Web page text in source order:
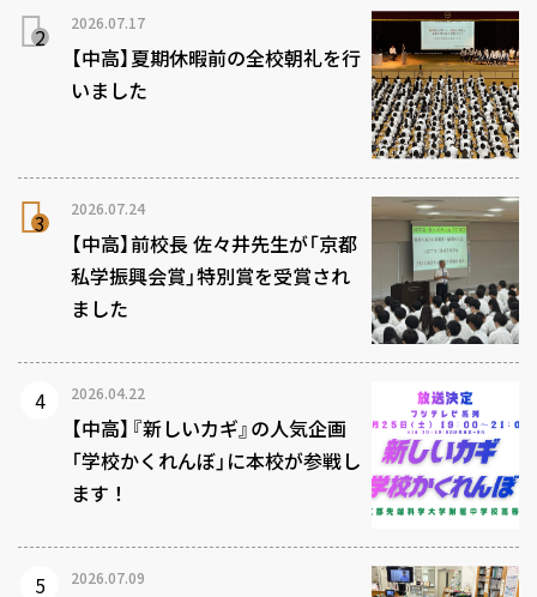
2026.07.17
【中高】夏期休暇前の全校朝礼を行
いました
2026.07.24
【中高】前校長 佐々井先生が「京都
私学振興会賞」特別賞を受賞され
ました
2026.04.22
【中高】『新しいカギ』の人気企画
「学校かくれんぼ」に本校が参戦し
ます！
2026.07.09